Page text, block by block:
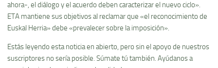
ahora-, el diálogo y el acuerdo deben caracterizar el nuevo ciclo».
ETA mantiene sus objetivos al reclamar que «el reconocimiento de
Euskal Herria» debe «prevalecer sobre la imposición».
Estás leyendo esta noticia en abierto, pero sin el apoyo de nuestros
suscriptores no sería posible. Súmate tú también. Ayúdanos a